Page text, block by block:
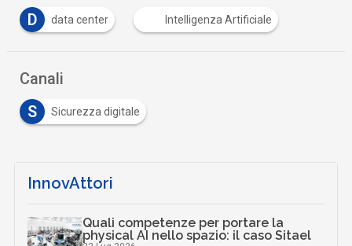
D
data center Intelligenza Artificiale
Canali
S
Sicurezza digitale
InnovAttori
Quali competenze per portare la
physical AI nello spazio: il caso Sitael